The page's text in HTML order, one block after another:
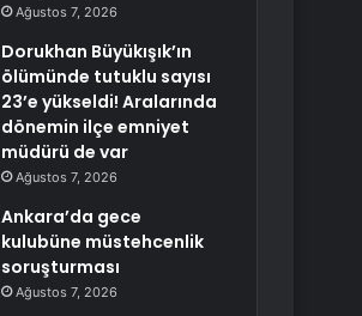
Ağustos 7, 2026
Dorukhan Büyükışık’ın
ölümünde tutuklu sayısı
23’e yükseldi! Aralarında
dönemin ilçe emniyet
müdürü de var
Ağustos 7, 2026
Ankara’da gece
kulubüne müstehcenlik
soruşturması
Ağustos 7, 2026